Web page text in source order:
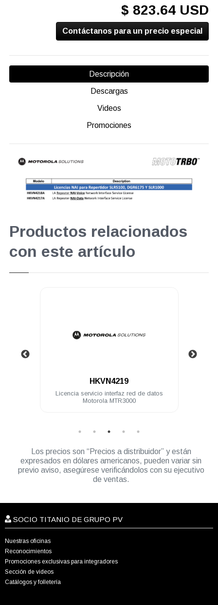
$ 823.64 USD
Contáctanos para un precio especial
Descripción
Descargas
Videos
Promociones
Productos relacionados
con este artículo
HKVN4219
Licencia servicio interfaz red de datos
Motorola MTR3000
Los precios son “Precios a distribuidor” y están
expresados en dólares americanos, pueden variar sin
previo aviso, asegúrese verificándolos con su ejecutivo
de ventas.
SOCIO TITANIO DE GRUPO PV
Nuestras oficinas
Reconocimientos
Promociones exclusivas para integradores
Sección de videos
Catálogos y folletería